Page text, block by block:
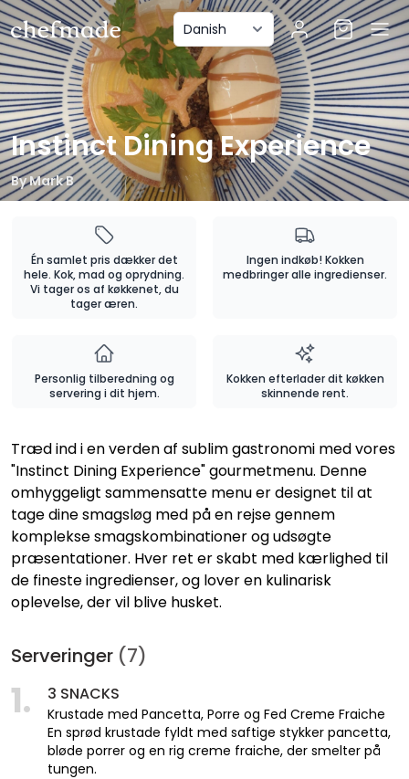
Instinct Dining Experience
ByMark B
Én samlet pris dækker det
hele. Kok, mad og oprydning.
Vi tager os af køkkenet, du
tager æren.
Ingen indkøb! Kokken
medbringer alle ingredienser.
Personlig tilberedning og
servering i dit hjem.
Kokken efterlader dit køkken
skinnende rent.
Træd ind i en verden af sublim gastronomi med vores
"Instinct Dining Experience" gourmetmenu. Denne
omhyggeligt sammensatte menu er designet til at
tage dine smagsløg med på en rejse gennem
komplekse smagskombinationer og udsøgte
præsentationer. Hver ret er skabt med kærlighed til
de fineste ingredienser, og lover en kulinarisk
oplevelse, der vil blive husket.
Serveringer (7)
1. 3 SNACKS
Krustade med Pancetta, Porre og Fed Creme Fraiche
En sprød krustade fyldt med saftige stykker pancetta,
bløde porrer og en rig creme fraiche, der smelter på
tungen.